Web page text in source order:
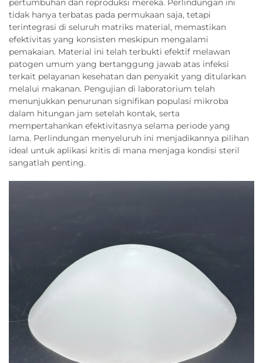
pertumbuhan dan reproduksi mereka. Perlindungan ini
tidak hanya terbatas pada permukaan saja, tetapi
terintegrasi di seluruh matriks material, memastikan
efektivitas yang konsisten meskipun mengalami
pemakaian. Material ini telah terbukti efektif melawan
patogen umum yang bertanggung jawab atas infeksi
terkait pelayanan kesehatan dan penyakit yang ditularkan
melalui makanan. Pengujian di laboratorium telah
menunjukkan penurunan signifikan populasi mikroba
dalam hitungan jam setelah kontak, serta
mempertahankan efektivitasnya selama periode yang
lama. Perlindungan menyeluruh ini menjadikannya pilihan
ideal untuk aplikasi kritis di mana menjaga kondisi steril
sangatlah penting.